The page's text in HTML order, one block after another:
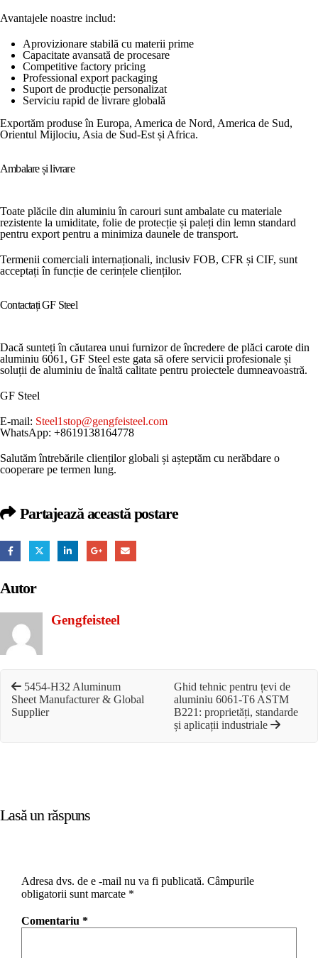
Avantajele noastre includ:
Aprovizionare stabilă cu materii prime
Capacitate avansată de procesare
Competitive factory pricing
Professional export packaging
Suport de producție personalizat
Serviciu rapid de livrare globală
Exportăm produse în Europa, America de Nord, America de Sud,
Orientul Mijlociu, Asia de Sud-Est și Africa.
Ambalare și livrare
Toate plăcile din aluminiu în carouri sunt ambalate cu materiale
rezistente la umiditate, folie de protecție și paleți din lemn standard
pentru export pentru a minimiza daunele de transport.
Termenii comerciali internaționali, inclusiv FOB, CFR și CIF, sunt
acceptați în funcție de cerințele clienților.
Contactați GF Steel
Dacă sunteți în căutarea unui furnizor de încredere de plăci carote din
aluminiu 6061, GF Steel este gata să ofere servicii profesionale și
soluții de aluminiu de înaltă calitate pentru proiectele dumneavoastră.
GF Steel
E-mail: Steel1stop@gengfeisteel.com
WhatsApp: +8619138164778
Salutăm întrebările clienților globali și așteptăm cu nerăbdare o
cooperare pe termen lung.
Partajează această postare
Autor
Gengfeisteel
5454-H32 Aluminum
Sheet Manufacturer & Global
Supplier
Ghid tehnic pentru țevi de
aluminiu 6061-T6 ASTM
B221: proprietăți, standarde
și aplicații industriale
Lasă un răspuns
Adresa dvs. de e -mail nu va fi publicată. Câmpurile
obligatorii sunt marcate *
Comentariu *